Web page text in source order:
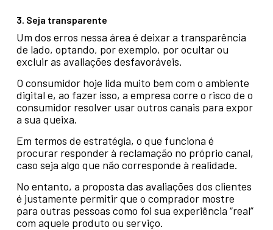
3. Seja transparente
Um dos erros nessa área é deixar a transparência
de lado, optando, por exemplo, por ocultar ou
excluir as avaliações desfavoráveis.
O consumidor hoje lida muito bem com o ambiente
digital e, ao fazer isso, a empresa corre o risco de o
consumidor resolver usar outros canais para expor
a sua queixa.
Em termos de estratégia, o que funciona é
procurar responder à reclamação no próprio canal,
caso seja algo que não corresponde à realidade.
No entanto, a proposta das avaliações dos clientes
é justamente permitir que o comprador mostre
para outras pessoas como foi sua experiência “real”
com aquele produto ou serviço.